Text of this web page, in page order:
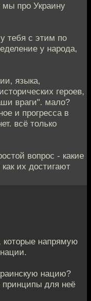
мы про Украину
тебя с этим по
у народа,
языка,
героев,
враги". мало?
и прогресса в
всё только
вопрос - какие
их достигают
которые напрямую
нацию?
принципы для неё